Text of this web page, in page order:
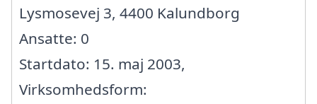
Lysmosevej 3, 4400 Kalundborg
Ansatte: 0
Startdato: 15. maj 2003,
Virksomhedsform: